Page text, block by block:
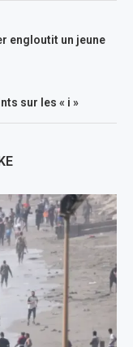
engloutit un jeune
sur les « i »